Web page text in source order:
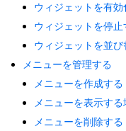
ウィジェットを有効
ウィジェットを停止
ウィジェットを並び
メニューを管理する
メニューを作成する
メニューを表示す
メニューを削除する